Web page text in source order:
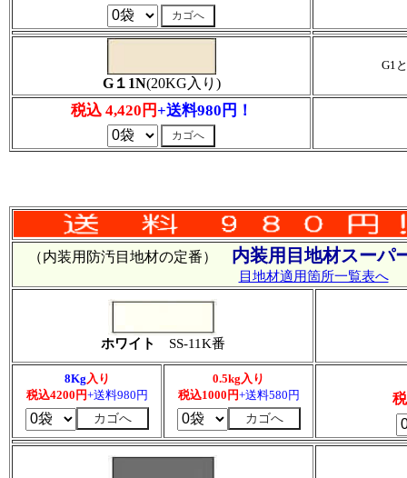
G１1N(20KG入り)
G1
税込 4,420円+送料980円！
（内装用防汚目地材の定番） 内装用目地材スーパ
目地材適用箇所一覧表へ
ホワイト SS-11K番
8Kg入り
税込4200円+送料980円
0.5kg入り
税込1000円+送料580円